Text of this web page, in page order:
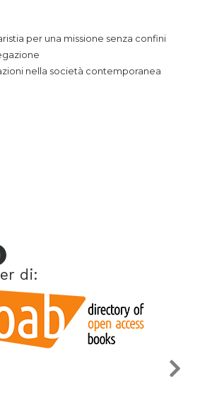
per una missione senza confini
nella società contemporanea
di: